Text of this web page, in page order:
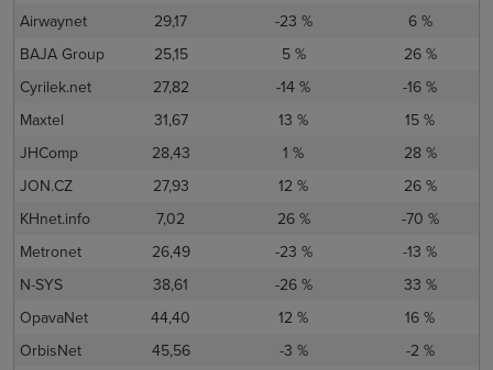
Airwaynet
29,17 -23 %
6 %
BAJA Group
25,15 5 %
26 %
Cyrilek.net
27,82 -14 %
-16 %
Maxtel
31,67 13 %
15 %
JHComp
28,43 1 %
28 %
JON.CZ
27,93 12 %
26 %
KHnet.info
7,02 26 %
-70 %
Metronet
26,49 -23 %
-13 %
N-SYS
38,61 -26 %
33 %
OpavaNet
44,40 12 %
16 %
OrbisNet
45,56 -3 %
-2 %